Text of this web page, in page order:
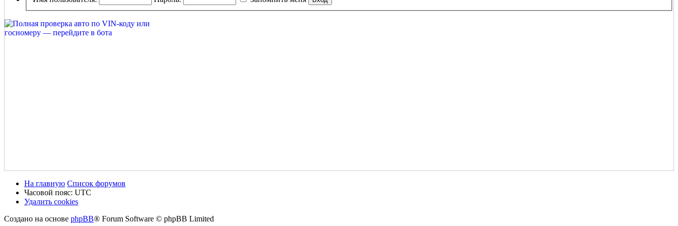
На главную Список форумов
Часовой пояс: UTC
Удалить cookies
Создано на основе phpBB® Forum Software © phpBB Limited